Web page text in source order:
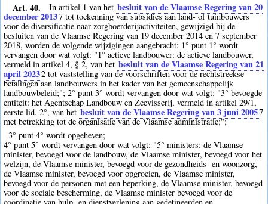
Art. 40. In artikel 1 van het besluit van de Vlaamse Regering van 20
december 20137 tot toekenning van subsidies aan land- of tuinbouwers
voor de diversificatie naar zorgboerderijactiviteiten, gewijzigd bij de
besluiten van de Vlaamse Regering van 19 december 2014 en 7 september
2018, worden de volgende wijzigingen aangebracht: 1° punt 1° wordt
vervangen door wat volgt: "1° actieve landbouwer: de actieve landbouwer,
vermeld in artikel 4, § 2, van het besluit van de Vlaamse Regering van 21
april 20232 tot vaststelling van de voorschriften voor de rechtstreekse
betalingen aan landbouwers in het kader van het gemeenschappelijk
landbouwbeleid;"; 2° punt 3° wordt vervangen door wat volgt: "3° bevoegde
entiteit: het Agentschap Landbouw en Zeevisserij, vermeld in artikel 29/1,
eerste lid, 2°, van het besluit van de Vlaamse Regering van 3 juni 20057
met betrekking tot de organisatie van de Vlaamse administratie;";
3° punt 4° wordt opgeheven;
4° punt 5° wordt vervangen door wat volgt: "5° ministers: de Vlaamse
minister, bevoegd voor de landbouw, de Vlaamse minister, bevoegd voor het
welzijn, de Vlaamse minister, bevoegd voor de gezondheids- en woonzorg,
de Vlaamse minister, bevoegd voor opgroeien, de Vlaamse minister,
bevoegd voor de personen met een beperking, de Vlaamse minister, bevoegd
voor de sociale bescherming, de Vlaamse minister bevoegd voor de